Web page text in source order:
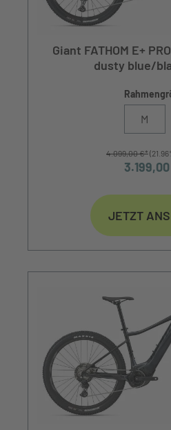
Giant FATHOM E+
dusty blue/
M
4.099,00 €*
JETZT